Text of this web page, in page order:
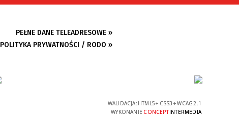
PEŁNE DANE TELEADRESOWE »
POLITYKA PRYWATNOŚCI / RODO »
WALIDACJA: HTML5+ CSS3 +WCAG 2.1
WYKONANIE CONCEPTINTERMEDIA